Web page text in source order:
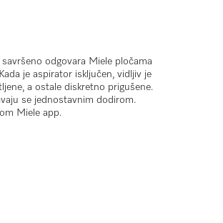
odgovara Miele pločama
je aspirator isključen, vidljiv je
a ostale diskretno prigušene.
se jednostavnim dodirom.
Miele app.